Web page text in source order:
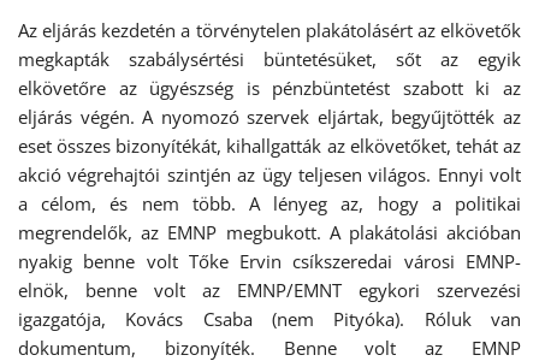
Az eljárás kezdetén a törvénytelen plakátolásért az elkövetők
megkapták szabálysértési büntetésüket, sőt az egyik
elkövetőre az ügyészség is pénzbüntetést szabott ki az
eljárás végén. A nyomozó szervek eljártak, begyűjtötték az
eset összes bizonyítékát, kihallgatták az elkövetőket, tehát az
akció végrehajtói szintjén az ügy teljesen világos. Ennyi volt
a célom, és nem több. A lényeg az, hogy a politikai
megrendelők, az EMNP megbukott. A plakátolási akcióban
nyakig benne volt Tőke Ervin csíkszeredai városi EMNP-
elnök, benne volt az EMNP/EMNT egykori szervezési
igazgatója, Kovács Csaba (nem Pityóka). Róluk van
dokumentum, bizonyíték. Benne volt az EMNP